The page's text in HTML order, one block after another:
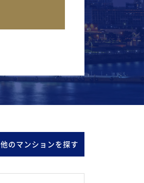
他のマンションを探す